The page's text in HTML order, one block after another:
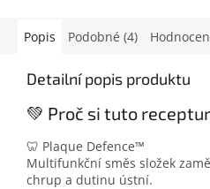
Popis Podobné (4)
Detailní popis produktu
💚 Proč si tuto
🦷 Plaque Defence™
Multifunkční směs složek
chrup a dutinu ústní.